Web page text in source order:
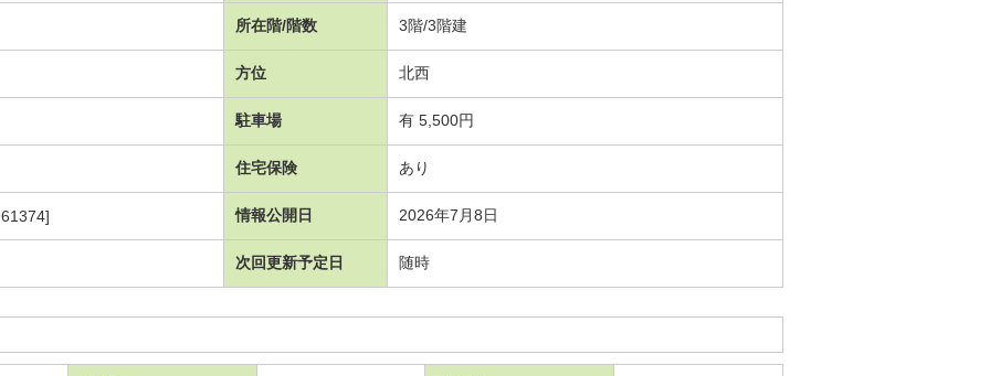
所在階/階数 3階/3階建
方位 北西
駐車場 有 5,500円
住宅保険 あり
情報公開日 2026年7月8日
次回更新予定日 随時